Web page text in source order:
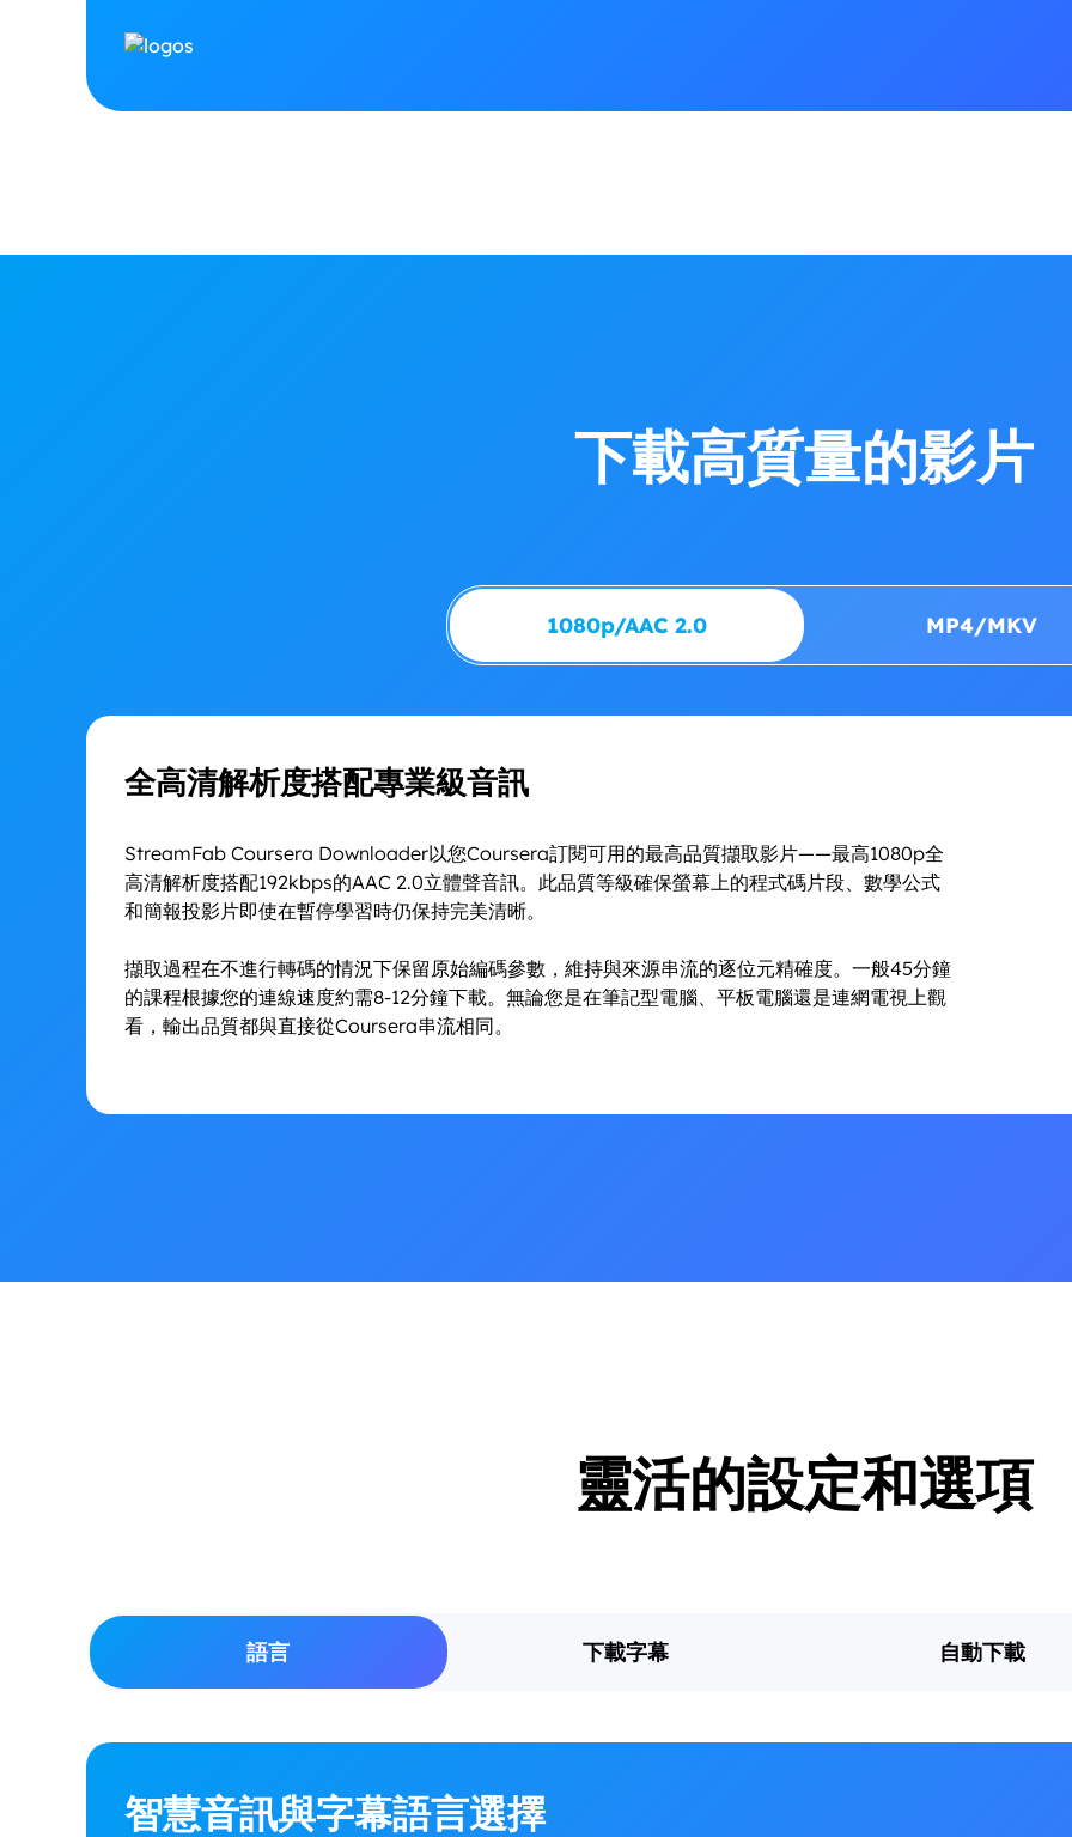
下載高質量的影片
1080p/AAC 2.0 MP4/MKV
全高清解析度搭配專業級音訊
StreamFab Coursera Downloader以您Coursera訂閱可用的最高品質擷取影片——最高1080p全
高清解析度搭配192kbps的AAC 2.0立體聲音訊。此品質等級確保螢幕上的程式碼片段、數學公式
和簡報投影片即使在暫停學習時仍保持完美清晰。
擷取過程在不進行轉碼的情況下保留原始編碼參數，維持與來源串流的逐位元精確度。一般45分鐘
的課程根據您的連線速度約需8-12分鐘下載。無論您是在筆記型電腦、平板電腦還是連網電視上觀
看，輸出品質都與直接從Coursera串流相同。
靈活的設定和選項
語言 下載字幕 自動下載
智慧音訊與字幕語言選擇